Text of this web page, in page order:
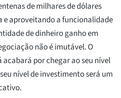
de milhares de dólares
aproveitando a funcionalidade
de dinheiro ganho em
não é imutável. O
por chegar ao seu nível
nível de investimento será um